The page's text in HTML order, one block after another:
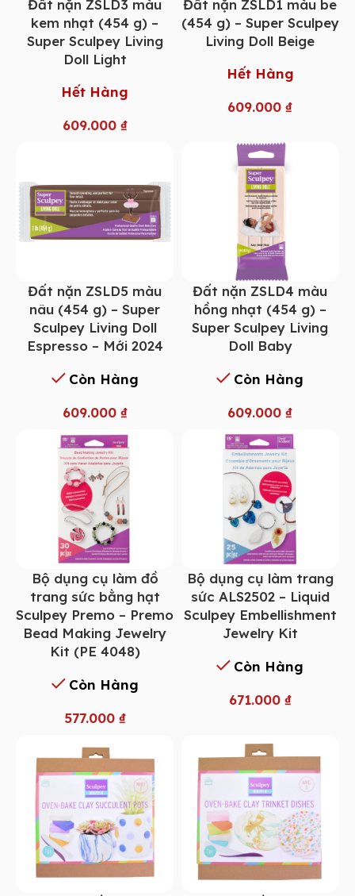
Đất nặn ZSLD3 màu
kem nhạt (454 g) –
Super Sculpey Living
Doll Light
Hết Hàng
609.000 ₫
Đất nặn ZSLD1 màu be
(454 g) – Super Sculpey
Living Doll Beige
Hết Hàng
609.000₫
Đất nặn ZSLD5 màu
nâu (454 g) – Super
Sculpey Living Doll
Espresso – Mới 2024
Còn Hàng
609.000 ₫
Đất nặn ZSLD4 màu
hồng nhạt (454 g) –
Super Sculpey Living
Doll Baby
Còn Hàng
609.000₫
Bộ dụng cụ làm đồ
trang sức bằng hạt
Sculpey Premo – Premo
Bead Making Jewelry
Kit (PE 4048)
Còn Hàng
577.000 ₫
Bộ dụng cụ làm trang
sức ALS2502 – Liquid
Sculpey Embellishment
Jewelry Kit
Còn Hàng
671.000 ₫